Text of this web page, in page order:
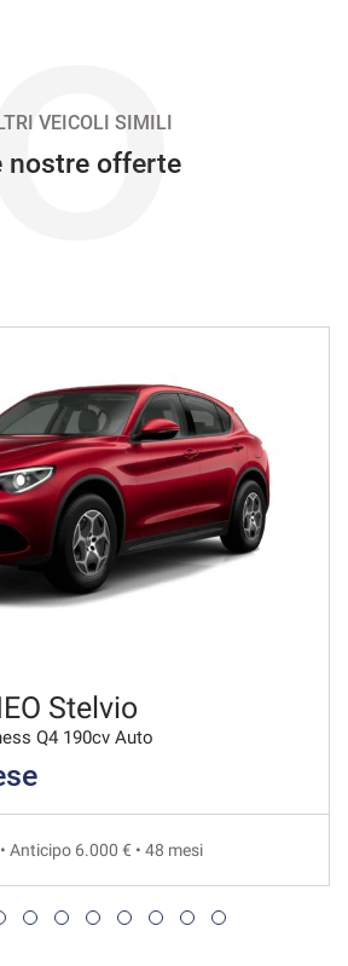
VEDI
VEDI
VEICOLI SIMILI
nostre offerte
Stelvio
Q4 190cv Auto
Anticipo 6.000 € • 48 mesi